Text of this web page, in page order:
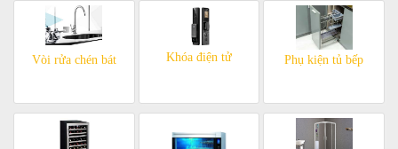
Vòi rửa chén bát Khóa điện tử Phụ kiện tủ bếp